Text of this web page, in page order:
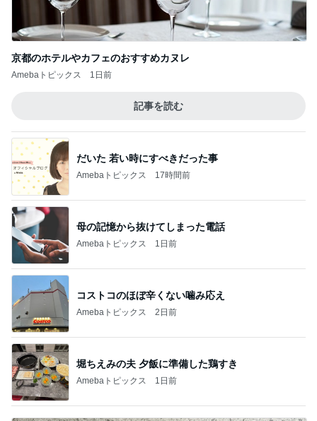
京都のホテルやカフェのおすすめカヌレ
Amebaトピックス 1日前
記事を読む
だいた 若い時にすべきだった事
Amebaトピックス 17時間前
母の記憶から抜けてしまった電話
Amebaトピックス 1日前
コストコのほぼ辛くない噛み応え
Amebaトピックス 2日前
堀ちえみの夫 夕飯に準備した鶏すき
Amebaトピックス 1日前